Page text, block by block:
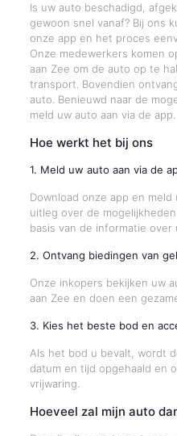
Is uw auto beschadigd,
gewoon snel vanaf? Bij ons
onze app en het proces
Onze medewerkers komen
aan Zee om de auto op te
transport. Bovendien
auto. Benieuwd naar de
meld uw auto aan via de app.
Hoe werkt het bij ons
1. Meld uw auto aan via de
Download onze app en
uitleg over de
basis van de informatie over
2. Ontvang biedingen van
Onze inkopers bekijken uw
aan Zee en doen een
3. Kies het beste bod en
Als het bod u bevalt, wordt
datum en tijd opgehaald en
vrijwaring.
Hoeveel zal mijn auto